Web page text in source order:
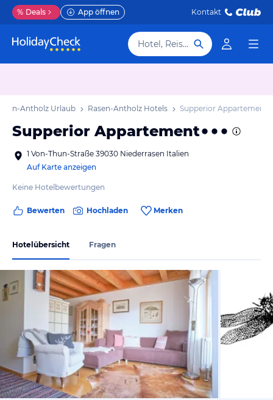
% Deals App öffnen Kontakt
Hotel, Reiseziel
Antholz Urlaub Rasen-Antholz Hotels Supperior Appartement
Supperior Appartement
1 Von-Thun-Straße 39030 Niederrasen Italien
Auf Karte anzeigen
Keine Hotelbewertungen
Bewerten Hochladen Merken
Hotelübersicht Fragen